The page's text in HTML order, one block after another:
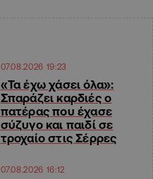
07.08.2026 19:23
«Τα έχω χάσει όλα»:
Σπαράζει καρδιές ο
πατέρας που έχασε
σύζυγο και παιδί σε
τροχαίο στις Σέρρες
07.08.2026 16:12